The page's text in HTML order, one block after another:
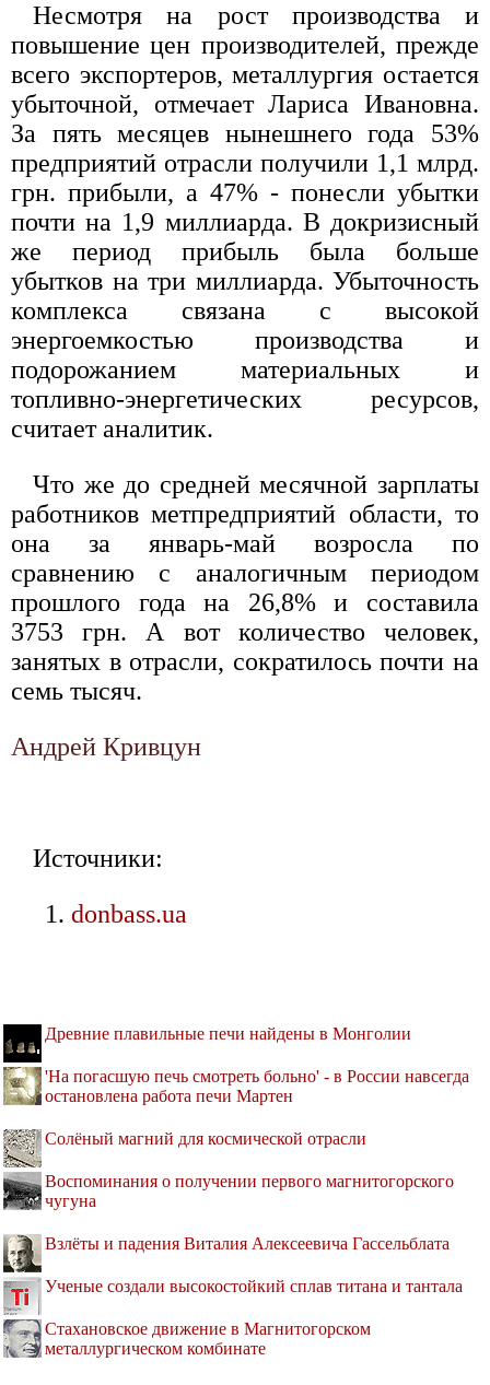
Несмотря на рост производства и
повышение цен производителей, прежде
всего экспортеров, металлургия остается
убыточной, отмечает Лариса Ивановна.
За пять месяцев нынешнего года 53%
предприятий отрасли получили 1,1 млрд.
грн. прибыли, а 47% - понесли убытки
почти на 1,9 миллиарда. В докризисный
же период прибыль была больше
убытков на три миллиарда. Убыточность
комплекса связана с высокой
энергоемкостью производства и
подорожанием материальных и
топливно-энергетических ресурсов,
считает аналитик.
Что же до средней месячной зарплаты
работников метпредприятий области, то
она за январь-май возросла по
сравнению с аналогичным периодом
прошлого года на 26,8% и составила
3753 грн. А вот количество человек,
занятых в отрасли, сократилось почти на
семь тысяч.
Андрей Кривцун
Источники:
donbass.ua
Древние плавильные печи найдены в Монголии
'На погасшую печь смотреть больно' - в России навсегда
остановлена работа печи Мартен
Солёный магний для космической отрасли
Воспоминания о получении первого магнитогорского
чугуна
Взлёты и падения Виталия Алексеевича Гассельблата
Ученые создали высокостойкий сплав титана и тантала
Стахановское движение в Магнитогорском
металлургическом комбинате